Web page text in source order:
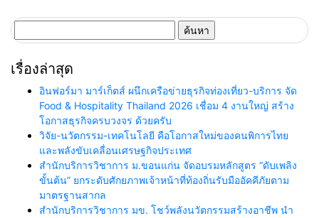
สำหรับ:
เรื่องล่าสุด
อินฟอร์มา มาร์เก็ตส์ ผนึกเครือข่ายธุรกิจท่องเที่ยว-บริการ จัด
Food & Hospitality Thailand 2026 เชื่อม 4 งานใหญ่ สร้าง
โอกาสธุรกิจครบวงจร ด้วยครับ
วิจัย-นวัตกรรม-เทคโนโลยี คือโอกาสใหม่ของคนพิการไทย
และพลังขับเคลื่อนเศรษฐกิจประเทศ
สำนักบริการวิชาการ ม.ขอนแก่น จัดอบรมหลักสูตร “ดับเพลิง
ขั้นต้น” ยกระดับศักยภาพเจ้าหน้าที่ท้องถิ่นรับมืออัคคีภัยตาม
มาตรฐานสากล
สำนักบริการวิชาการ มข. โชว์พลังนวัตกรรมสร้างอาชีพ นำ